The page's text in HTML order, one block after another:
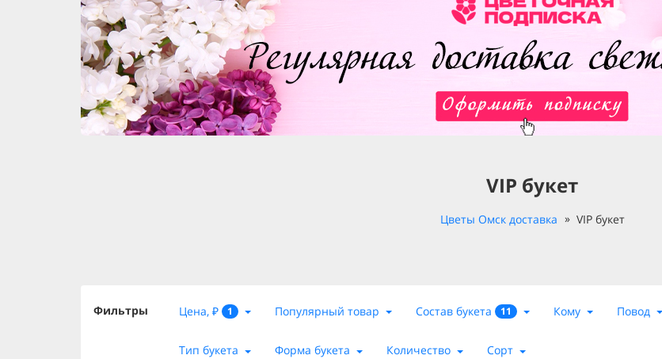
VIP букет
Цветы Омск доставка VIP букет
Фильтры Цена, ₽ 1 Популярный товар Состав букета 11 Кому Повод
Тип букета Форма букета Количество Сорт